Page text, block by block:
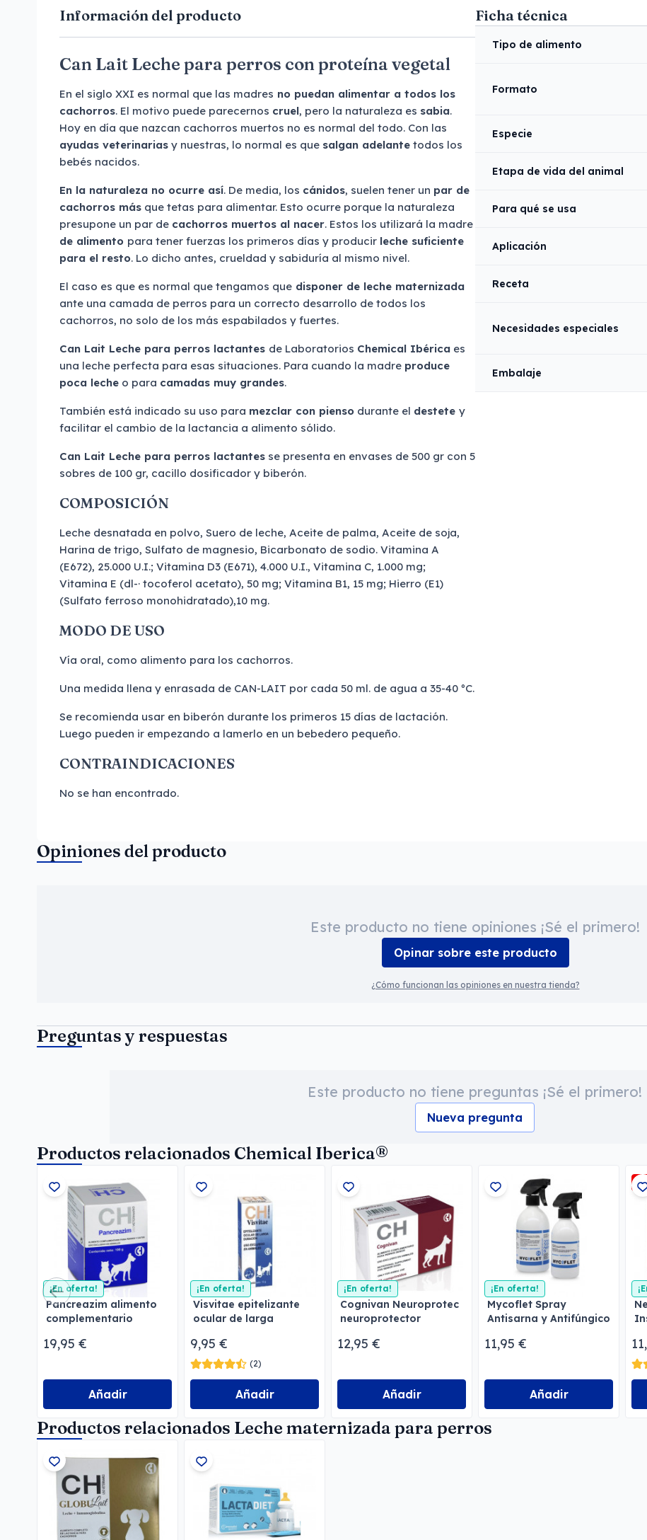
Información del producto
Can Lait Leche para perros con proteína vegetal
En el siglo XXI es normal que las madres no puedan alimentar a todos los
cachorros. El motivo puede parecernos cruel, pero la naturaleza es sabia.
Hoy en día que nazcan cachorros muertos no es normal del todo. Con las
ayudas veterinarias y nuestras, lo normal es que salgan adelante todos los
bebés nacidos.
En la naturaleza no ocurre así. De media, los cánidos, suelen tener un par de
cachorros más que tetas para alimentar. Esto ocurre porque la naturaleza
presupone un par de cachorros muertos al nacer. Estos los utilizará la madre
de alimento para tener fuerzas los primeros días y producir leche suficiente
para el resto. Lo dicho antes, crueldad y sabiduría al mismo nivel.
El caso es que es normal que tengamos que disponer de leche maternizada
ante una camada de perros para un correcto desarrollo de todos los
cachorros, no solo de los más espabilados y fuertes.
Can Lait Leche para perros lactantes de Laboratorios Chemical Ibérica es
una leche perfecta para esas situaciones. Para cuando la madre produce
poca leche o para camadas muy grandes.
También está indicado su uso para mezclar con pienso durante el destete y
facilitar el cambio de la lactancia a alimento sólido.
Can Lait Leche para perros lactantes se presenta en envases de 500 gr con 5
sobres de 100 gr, cacillo dosificador y biberón.
COMPOSICIÓN
Leche desnatada en polvo, Suero de leche, Aceite de palma, Aceite de soja,
Harina de trigo, Sulfato de magnesio, Bicarbonato de sodio. Vitamina A
(E672), 25.000 U.I.; Vitamina D3 (E671), 4.000 U.I., Vitamina C, 1.000 mg;
Vitamina E (dl-· tocoferol acetato), 50 mg; Vitamina B1, 15 mg; Hierro (E1)
(Sulfato ferroso monohidratado),10 mg.
MODO DE USO
Vía oral, como alimento para los cachorros.
Una medida llena y enrasada de CAN-LAIT por cada 50 ml. de agua a 35-40 ºC.
Se recomienda usar en biberón durante los primeros 15 días de lactación.
Luego pueden ir empezando a lamerlo en un bebedero pequeño.
CONTRAINDICACIONES
No se han encontrado.
Ficha técnica
Tipo de alimento
Formato
Especie
Etapa de vida del animal
Para qué se usa
Aplicación
Receta
Necesidades especiales
Embalaje
Opiniones del producto
Este producto no tiene opiniones ¡Sé el primero!
Opinar sobre este producto
¿Cómo funcionan las opiniones en nuestra tienda?
Preguntas y respuestas
Este producto no tiene preguntas ¡Sé el primero!
Nueva pregunta
Productos relacionados Chemical Iberica®
¡En oferta!
Pancreazim alimento
complementario
19,95 €
Añadir
¡En oferta!
Visvitae epitelizante
ocular de larga
9,95 €
(2)
Añadir
¡En oferta!
Cognivan Neuroprotec
neuroprotector
12,95 €
Añadir
¡En oferta!
Mycoflet Spray
Antisarna y Antifúngico
11,95 €
Añadir
-
Productos relacionados Leche maternizada para perros